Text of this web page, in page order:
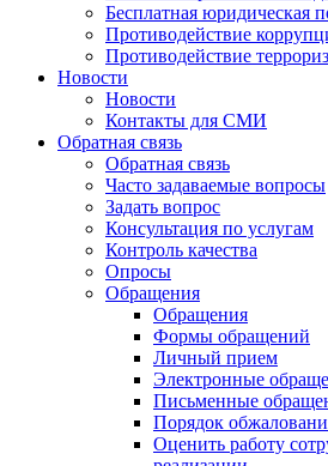
Бесплатная юридическая
Противодействие
Противодействие
Новости
Новости
Контакты для СМИ
Обратная связь
Обратная связь
Часто задаваемые вопросы
Задать вопрос
Консультация по услугам
Контроль качества
Опросы
Обращения
Обращения
Формы обращений
Личный прием
Электронные
Письменные
Порядок
Оценить работу